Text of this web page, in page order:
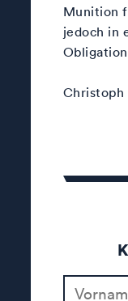
Munition
jedoch in
Christoph